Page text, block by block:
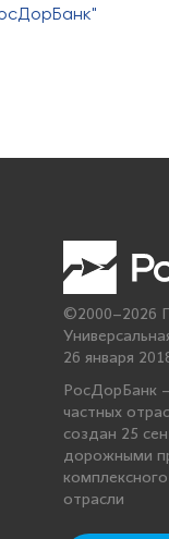
©2000–2026
26 января
РосДорБанк
частных
создан 25
дорожными
отрасли